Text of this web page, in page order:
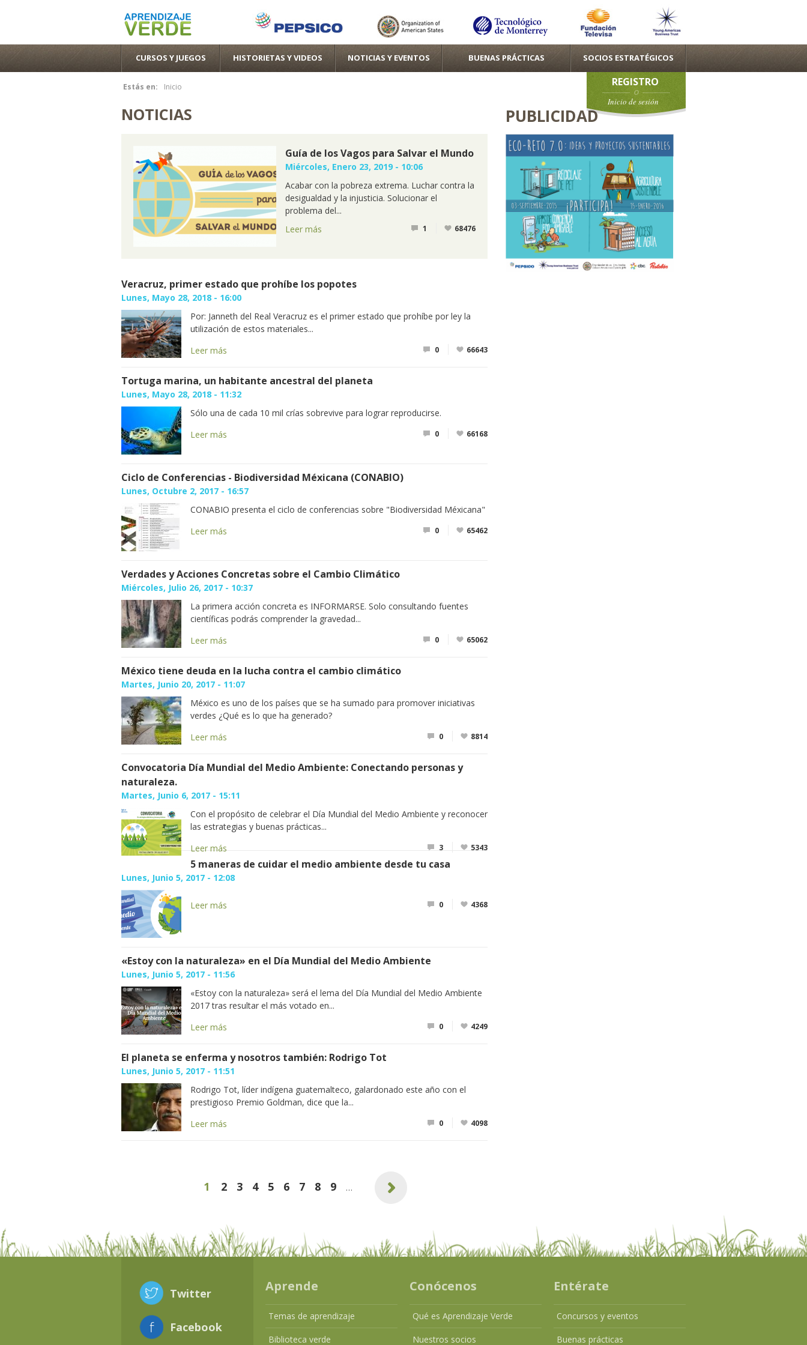
contenido
principal
CURSOS Y JUEGOS HISTORIETAS Y VIDEOS NOTICIAS Y EVENTOS BUENAS PRÁCTICAS SOCIOS ESTRATÉGICOS
REGISTRO
Inicio de sesión
Estás en:
Se encuentra usted aquí
Inicio
NOTICIAS
Guía de los Vagos para Salvar el Mundo
Miércoles, Enero 23, 2019 - 10:06
Acabar con la pobreza extrema. Luchar contra la
desigualdad y la injusticia. Solucionar el
problema del...
Leer más
68476
1
Veracruz, primer estado que prohíbe los popotes
Lunes, Mayo 28, 2018 - 16:00
Por: Janneth del Real Veracruz es el primer estado que prohíbe por ley la
utilización de estos materiales...
Leer más
66643
0
Tortuga marina, un habitante ancestral del planeta
Lunes, Mayo 28, 2018 - 11:32
Sólo una de cada 10 mil crías sobrevive para lograr reproducirse.
Leer más
66168
0
Ciclo de Conferencias - Biodiversidad Méxicana (CONABIO)
Lunes, Octubre 2, 2017 - 16:57
CONABIO presenta el ciclo de conferencias sobre "Biodiversidad Méxicana"
Leer más
65462
0
Verdades y Acciones Concretas sobre el Cambio Climático
Miércoles, Julio 26, 2017 - 10:37
La primera acción concreta es INFORMARSE. Solo consultando fuentes
científicas podrás comprender la gravedad...
Leer más
65062
0
México tiene deuda en la lucha contra el cambio climático
Martes, Junio 20, 2017 - 11:07
México es uno de los países que se ha sumado para promover iniciativas
verdes ¿Qué es lo que ha generado?
Leer más
8814
0
Convocatoria Día Mundial del Medio Ambiente: Conectando personas y
naturaleza.
Martes, Junio 6, 2017 - 15:11
Con el propósito de celebrar el Día Mundial del Medio Ambiente y reconocer
las estrategias y buenas prácticas...
Leer más
5343
3
5 maneras de cuidar el medio ambiente desde tu casa
Lunes, Junio 5, 2017 - 12:08
Leer más 4368
0
«Estoy con la naturaleza» en el Día Mundial del Medio Ambiente
Lunes, Junio 5, 2017 - 11:56
«Estoy con la naturaleza» será el lema del Día Mundial del Medio Ambiente
2017 tras resultar el más votado en...
Leer más
4249
0
El planeta se enferma y nosotros también: Rodrigo Tot
Lunes, Junio 5, 2017 - 11:51
Rodrigo Tot, líder indígena guatemalteco, galardonado este año con el
prestigioso Premio Goldman, dice que la...
Leer más
4098
0
1 2 3 4 5 6 7 8 9 … .
PUBLICIDAD
Twitter
Facebook
Aprende
Temas de aprendizaje
Biblioteca verde
Conócenos
Qué es Aprendizaje Verde
Nuestros socios
Entérate
Concursos y eventos
Buenas prácticas